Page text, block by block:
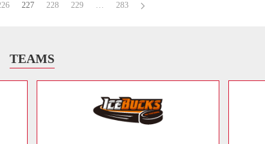
227 228 229 … 283
TEAMS